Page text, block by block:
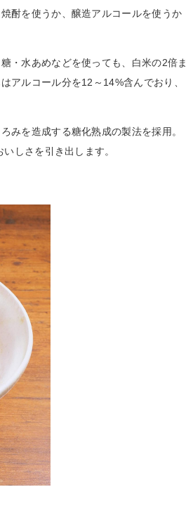
酎を使うか、醸造アルコールを使うか
・水あめなどを使っても、白米の2倍ま
アルコール分を12～14%含んでおり、
みを造成する糖化熟成の製法を採用。
しさを引き出します。